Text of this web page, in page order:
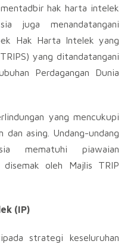
hak harta intelek
juga menandatangani
Hak Harta Intelek yang
yang ditandatangani
Perdagangan Dunia
yang mencukupi
asing. Undang-undang
mematuhi piawaian
oleh Majlis TRIP
(IP)
strategi keseluruhan